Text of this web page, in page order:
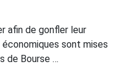
afin de gonfler leur
sont mises
de Bourse …